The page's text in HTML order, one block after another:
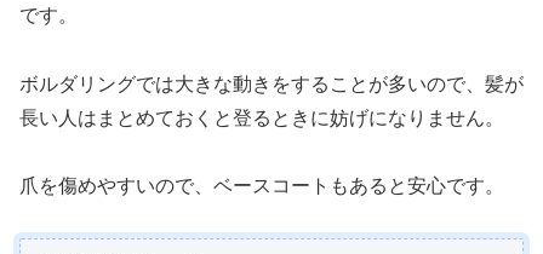
です。
ボルダリングでは大きな動きをすることが多いので、髪が
長い人はまとめておくと登るときに妨げになりません。
爪を傷めやすいので、ベースコートもあると安心です。